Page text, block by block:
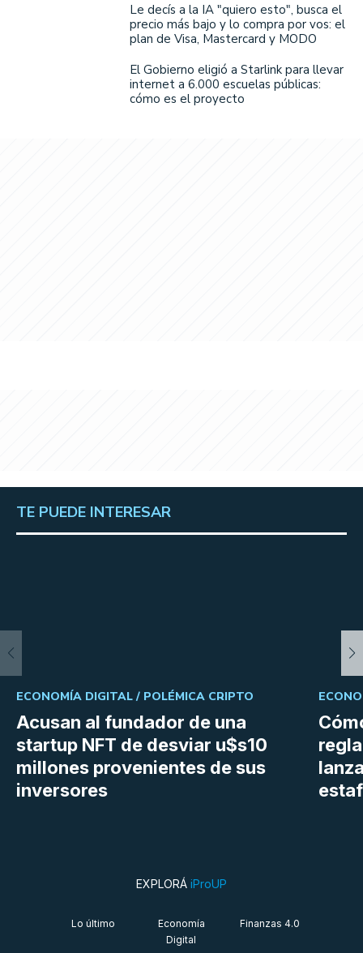
Le decís a la IA "quiero esto", busca el
precio más bajo y lo compra por vos: el
plan de Visa, Mastercard y MODO
El Gobierno eligió a Starlink para llevar
internet a 6.000 escuelas públicas:
cómo es el proyecto
TE PUEDE INTERESAR
Acusan al fundador de una
startup NFT de desviar u$s10
millones provenientes de sus
inversores
ECONOMÍA DIGITAL / POLÉMICA CRIPTO
EXPLORÁ iProUP
Lo último
Economía
Digital
Finanzas 4.0